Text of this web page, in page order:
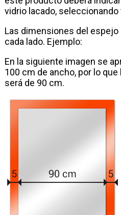
vidrio lacado,
Las dimensiones del
cada lado. Ejemplo:
En la siguiente imagen se
100 cm de ancho, por lo
será de 90 cm.